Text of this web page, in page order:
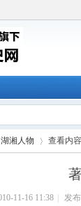
湖湘人物
›
查看内容
11-16 11:38 发